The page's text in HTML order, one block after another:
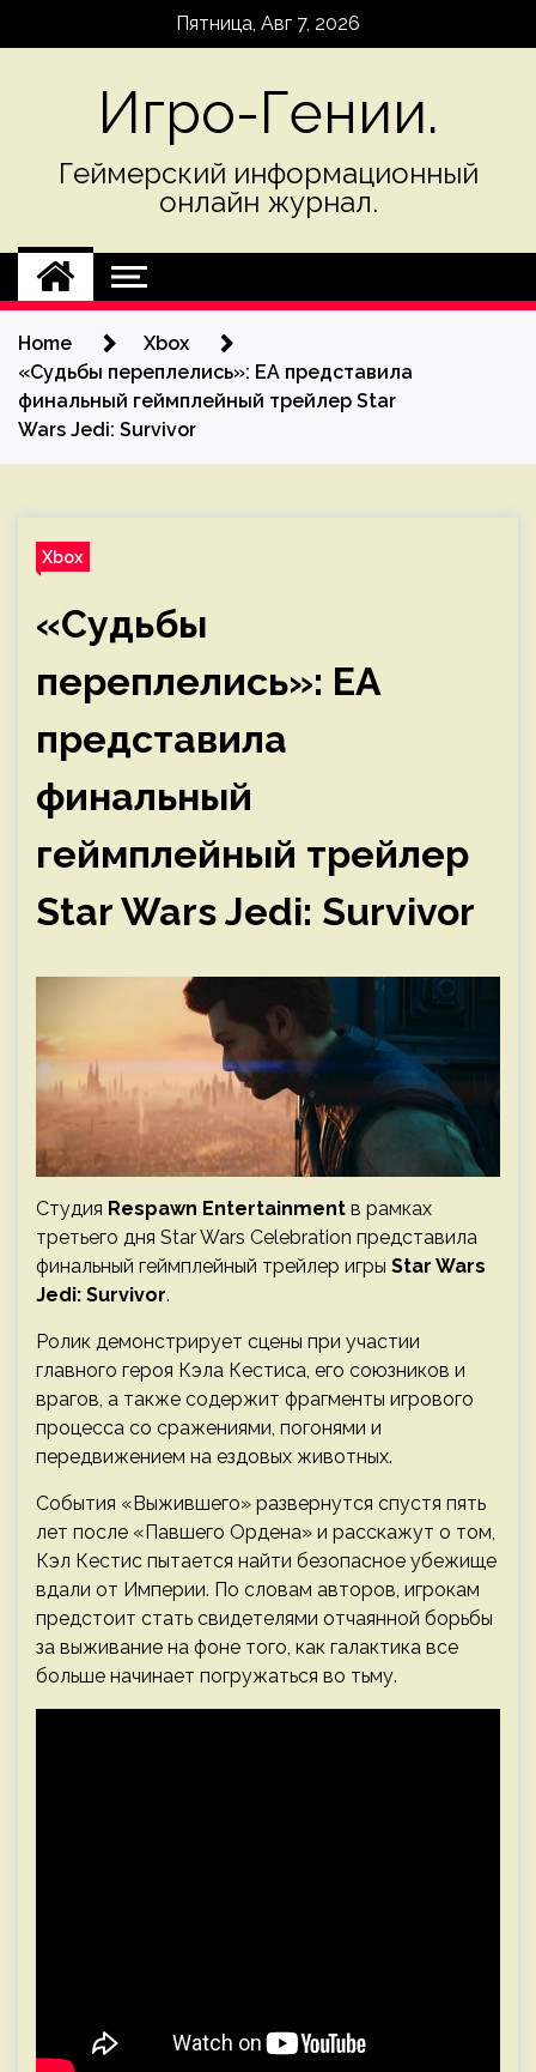
Пятница, Авг 7, 2026
Игро-Гении.
Геймерский информационный
онлайн журнал.
Home
Xbox
«Судьбы переплелись»: EA представила
финальный геймплейный трейлер Star
Wars Jedi: Survivor
Xbox
«Судьбы
переплелись»: EA
представила
финальный
геймплейный трейлер
Star Wars Jedi: Survivor
Студия Respawn Entertainment в рамках
третьего дня Star Wars Celebration представила
финальный геймплейный трейлер игры Star Wars
Jedi: Survivor.
Ролик демонстрирует сцены при участии
главного героя Кэла Кестиса, его союзников и
врагов, а также содержит фрагменты игрового
процесса со сражениями, погонями и
передвижением на ездовых животных.
События «Выжившего» развернутся спустя пять
лет после «Павшего Ордена» и расскажут о том,
Кэл Кестис пытается найти безопасное убежище
вдали от Империи. По словам авторов, игрокам
предстоит стать свидетелями отчаянной борьбы
за выживание на фоне того, как галактика все
больше начинает погружаться во тьму.